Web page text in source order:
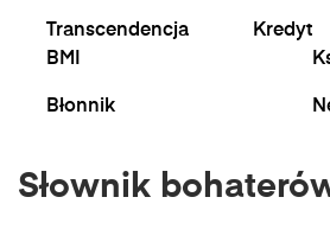
Transcendencja Kredyt
BMI
Błonnik
Słownik